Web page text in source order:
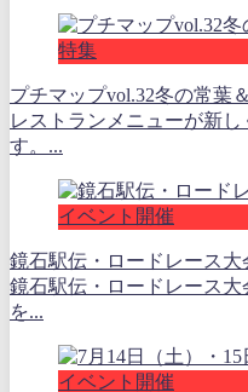
特集
プチマップvol.32冬の常葉
レストランメニューが新
す。...
イベント開催
鏡石駅伝・ロードレース
鏡石駅伝・ロードレース
を...
イベント開催